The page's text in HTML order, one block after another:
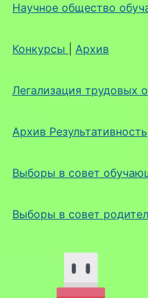
Научное общество
Конкурсы Архив
Легализация трудовых
Архив Результативность
Выборы в совет
Выборы в совет